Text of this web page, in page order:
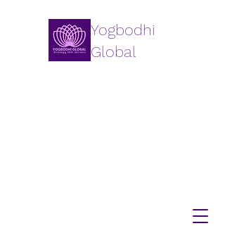
Yogbodhi
Global